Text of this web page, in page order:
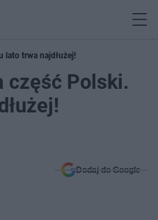
lato trwa najdłużej!
część Polski.
Dodaj do Google